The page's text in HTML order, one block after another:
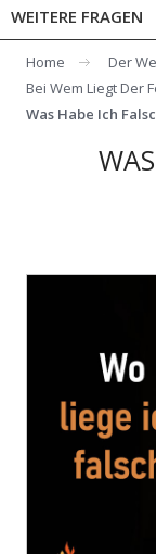
WEITERE FRAGEN
Home Der
Bei Wem Liegt Der
Was Habe Ich